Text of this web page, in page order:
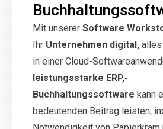
Mit unserer Software
Ihr Unternehmen digital,
in einer Cloud-
leistungsstarke ERP,-
Buchhaltungssoftware kann
bedeutenden Beitrag leisten,